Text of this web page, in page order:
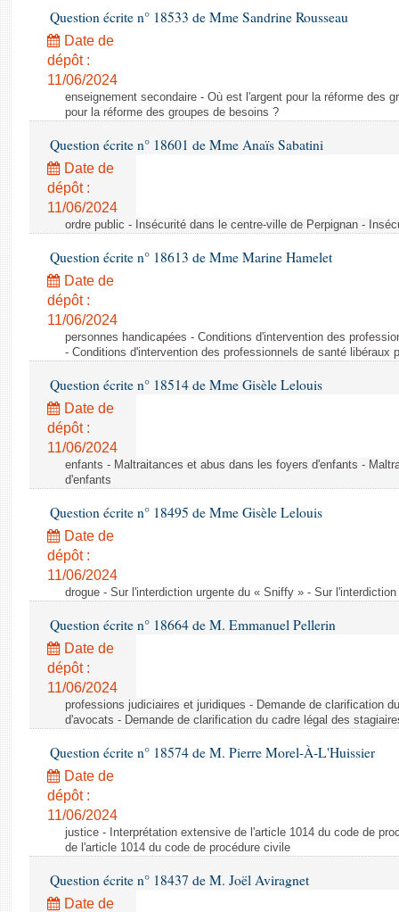
Budget et sécurité sociale
Questions écrites et orales
Comptes rendus des débats
Question écrite n° 18533 de Mme Sandrine Rousseau
Date de
dépôt :
11/06/2024
enseignement secondaire - Où est l'argent pour la réforme des
pour la réforme des groupes de besoins ?
Question écrite n° 18601 de Mme Anaïs Sabatini
Date de
dépôt :
11/06/2024
ordre public - Insécurité dans le centre-ville de Perpignan -
Question écrite n° 18613 de Mme Marine Hamelet
Date de
dépôt :
11/06/2024
personnes handicapées - Conditions d'intervention des
- Conditions d'intervention des professionnels de santé libéraux
Question écrite n° 18514 de Mme Gisèle Lelouis
Date de
dépôt :
11/06/2024
enfants - Maltraitances et abus dans les foyers d'enfants -
d'enfants
Question écrite n° 18495 de Mme Gisèle Lelouis
Date de
dépôt :
11/06/2024
drogue - Sur l'interdiction urgente du « Sniffy » - Sur
Question écrite n° 18664 de M. Emmanuel Pellerin
Date de
dépôt :
11/06/2024
professions judiciaires et juridiques - Demande de clarification
d'avocats - Demande de clarification du cadre légal des
Question écrite n° 18574 de M. Pierre Morel-À-L'Huissier
Date de
dépôt :
11/06/2024
justice - Interprétation extensive de l'article 1014 du code de
de l'article 1014 du code de procédure civile
Question écrite n° 18437 de M. Joël Aviragnet
Date de